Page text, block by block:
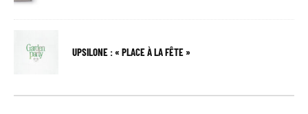
UPSILONE : « PLACE À LA FÊTE »